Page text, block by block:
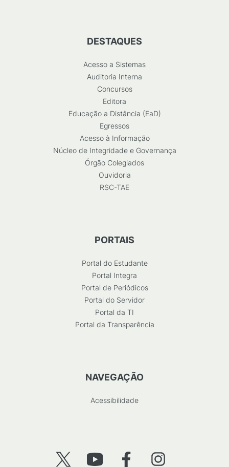
DESTAQUES
Acesso a Sistemas
Auditoria Interna
Concursos
Editora
Educação a Distância (EaD)
Egressos
Acesso à Informação
Núcleo de Integridade e Governança
Órgão Colegiados
Ouvidoria
RSC-TAE
PORTAIS
Portal do Estudante
Portal Integra
Portal de Periódicos
Portal do Servidor
Portal da TI
Portal da Transparência
NAVEGAÇÃO
Acessibilidade